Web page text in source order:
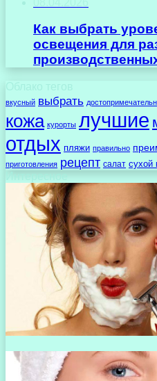
Как выбрать
освещения для
Облако тегов
вкусный выбрать
кожа курорты лучшие
отдых пляжи правильно
приготовления рецепт салат сухой